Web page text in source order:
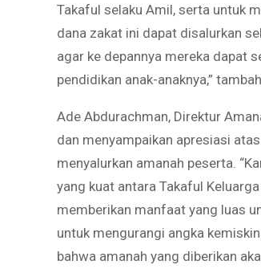
Takaful selaku Amil, serta untuk
dana zakat ini dapat disalurkan
agar ke depannya mereka dapat
pendidikan anak-anaknya,”
Ade Abdurachman, Direktur
dan menyampaikan apresiasi
menyalurkan amanah peserta.
yang kuat antara Takaful
memberikan manfaat yang luas
untuk mengurangi angka
bahwa amanah yang diberikan